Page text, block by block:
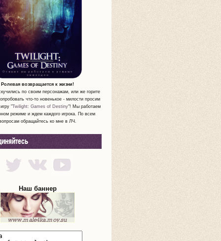
Ролевая возвращается к жизни!
по своим персонажам, или же горите
что-то новенькое - милости просим
"Twilight: Games of Destiny"! Мы работаем
режиме и ждем каждого игрока. По всем
обращайтесь ко мне в ЛЧ.
Наш баннер